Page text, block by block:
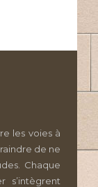
les voies à
de ne
Chaque
s’intègrent